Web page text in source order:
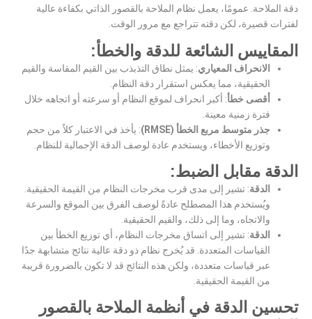
دقة الملاحة. عمومًا، يعمل نظام الملاحة بالقصور الذاتي بكفاءة عالية
لفترات قصيرة، لكن دقته تتراجع مع مرور الوقت.
المقاييس الشائعة للدقة والخطأ:
الانحراف المعياري: يمثل نطاق التذبذب بين القيم المقاسة والقيم
الحقيقية، مما يعكس استقرار دقة النظام.
أقصى خطأ: أكبر انحراف لموقع النظام أو سرعته أو اتجاهه خلال
فترة زمنية معينة.
جذر متوسط ​​مربع الخطأ (RMSE)
: يأخذ في الاعتبار كلاً من حجم
وتوزيع الأخطاء، ويستخدم عادة لوصف الدقة الإجمالية للنظام.
الدقة مقابل الضبط:
الدقة: تشير إلى مدى قرب مخرجات النظام من القيمة الحقيقية.
ويُستخدم هذا المصطلح عادةً لوصف الفرق بين الموقع والسرعة
والاتجاه، وما إلى ذلك، والقيم الحقيقية.
الدقة: تشير إلى اتساق مخرجات النظام، أي توزيع الخطأ بين
القياسات المتعددة. قد يُخرج نظام ذو دقة عالية نتائج متشابهة جدًا
عبر قياسات متعددة، ولكن هذه النتائج قد لا تكون بالضرورة قريبة
من القيمة الحقيقية.
تحسين الدقة في أنظمة الملاحة بالقصور